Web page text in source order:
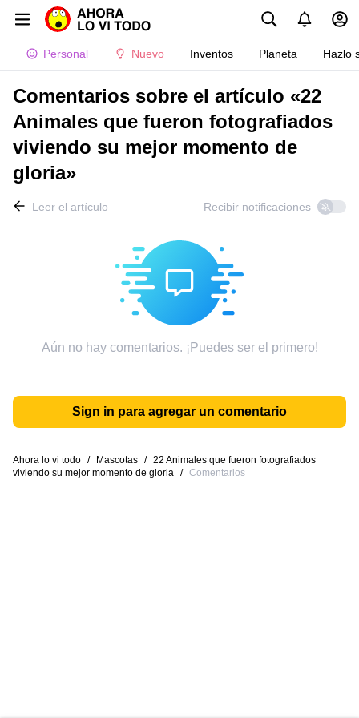
Personal Nuevo Inventos Planeta Hazlo
Comentarios sobre el artículo «22
Animales que fueron fotografiados
viviendo su mejor momento de
gloria»
Leer el artículo Recibir notificaciones
Aún no hay comentarios. ¡Puedes ser el primero!
Sign in para agregar un comentario
Ahora lo vi todo / Mascotas / 22 Animales que fueron fotografiados
viviendo su mejor momento de gloria / Comentarios